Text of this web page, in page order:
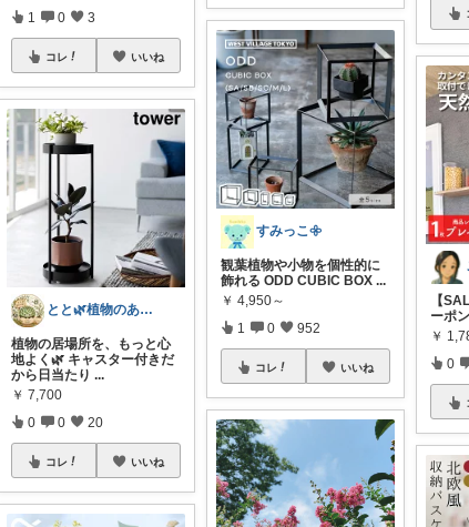
1 0 3
コレ いいね
とと🌿植物のある暮らし
植物の居場所を、もっと心
地よく🌿 キャスター付きだ
から日当たり ...
￥ 7,700
0 0 20
コレ いいね
すみっこ𖧷
観葉植物や小物を個性的に
飾れる ODD CUBIC BOX...
￥ 4,950～
1 0 952
コレ いいね
【
ーポ
￥
0